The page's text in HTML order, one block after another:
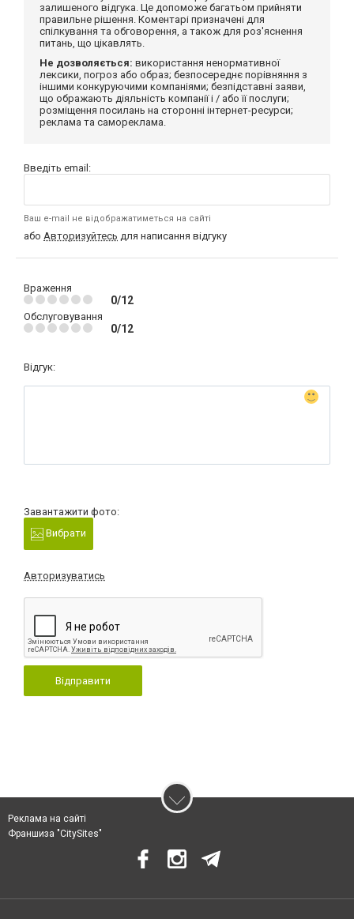
залишеного відгука. Це допоможе багатьом прийняти
правильне рішення. Коментарі призначені для
спілкування та обговорення, а також для роз'яснення
питань, що цікавлять.
Не дозволяється: використання ненормативної
лексики, погроз або образ; безпосереднє порівняння з
іншими конкуруючими компаніями; безпідставні заяви,
що ображають діяльність компанії і / або її послуги;
розміщення посилань на сторонні інтернет-ресурси;
реклама та самореклама.
Введіть email:
Ваш e-mail не відображатиметься на сайті
або Авторизуйтесь для написання відгуку
Враження
0/12
Обслуговування
0/12
Відгук:
Завантажити фото:
Вибрати
Авторизуватись
Відправити
Реклама на сайті
Франшиза "CitySites"